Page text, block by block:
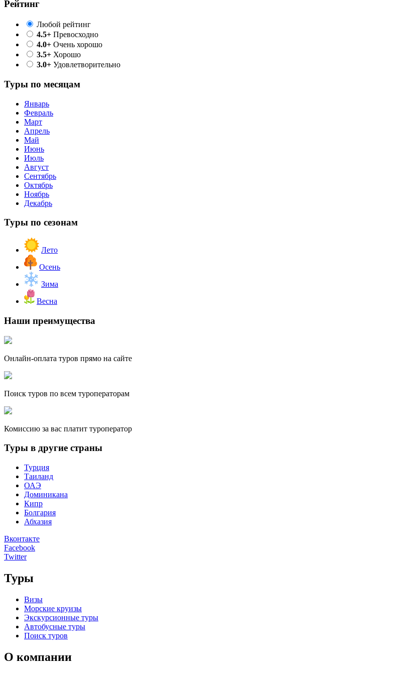
Рейтинг
Любой рейтинг
4.5+ Превосходно
4.0+ Очень хорошо
3.5+ Хорошо
3.0+ Удовлетворительно
Туры по месяцам
Январь
Февраль
Март
Апрель
Май
Июнь
Июль
Август
Сентябрь
Октябрь
Ноябрь
Декабрь
Туры по сезонам
Лето
Осень
Зима
Весна
Наши преимущества
Онлайн-оплата туров прямо на сайте
Поиск туров по всем туроператорам
Комиссию за вас платит туроператор
Туры в другие страны
Турция
Таиланд
ОАЭ
Доминикана
Кипр
Болгария
Абхазия
Вконтакте
Facebook
Twitter
Туры
Визы
Морские круизы
Экскурсионные туры
Автобусные туры
Поиск туров
О компании